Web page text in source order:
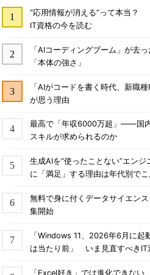
“応用情報が消える”って本当？
IT資格の今を読む
「AIコーディングブーム」が去
「本体の強さ」
「AIがコードを書く時代、新職
が思う理由
最高で「年収6000万超」――国
スキルが求められるのか
生成AIを“使ったことない”エン
に「満足」する理由は年代別で
無料で身に付くデータサイエン
集開始
「Windows 11、2026年6月に起
は当たり前」 いま見直すべきIT
「Excel好き」では進化できな